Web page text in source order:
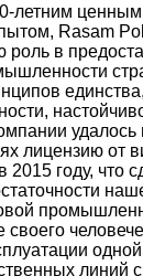
летним
Rasam
роль в
удалось
лицензию от
2015 году, что
линий